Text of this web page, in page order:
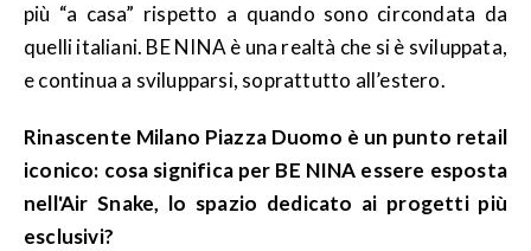
più “a casa” rispetto a quando sono circondata da
quelli italiani. BE NINA è una realtà che si è sviluppata,
e continua a svilupparsi, soprattutto all’estero.
Rinascente Milano Piazza Duomo è un punto retail
iconico: cosa significa per BE NINA essere esposta
nell'Air Snake, lo spazio dedicato ai progetti più
esclusivi?